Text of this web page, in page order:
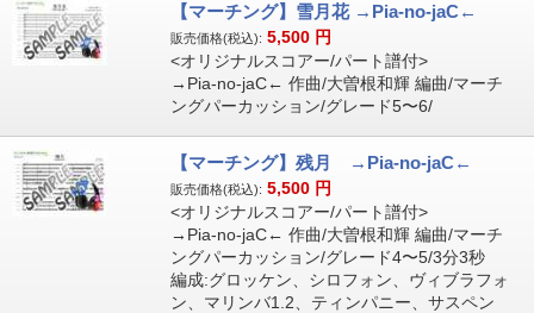
【マーチング】雪月花 →Pia-no-jaC←
販売価格(税込): 5,500 円
<オリジナルスコアー/パート譜付>
→Pia-no-jaC← 作曲/大曽根和輝 編曲/マーチ
ングパーカッション/グレード5〜6/
【マーチング】残月 →Pia-no-jaC←
販売価格(税込): 5,500 円
<オリジナルスコアー/パート譜付>
→Pia-no-jaC← 作曲/大曽根和輝 編曲/マーチ
ングパーカッション/グレード4〜5/3分3秒
編成:グロッケン、シロフォン、ヴィブラフォ
ン、マリンバ1.2、ティンパニー、サスペン